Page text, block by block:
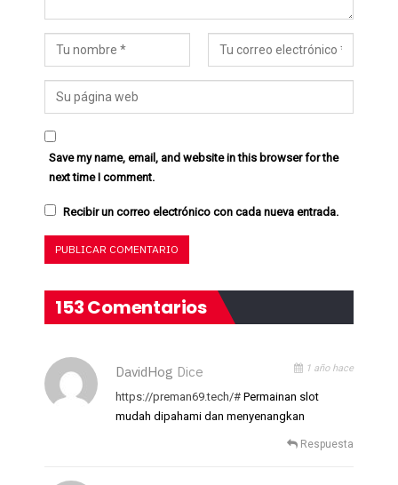
Save my name, email, and website in this browser for the
next time I comment.
Recibir un correo electrónico con cada nueva entrada.
153 Comentarios
DavidHog Dice 1 año hace
https://preman69.tech/# Permainan slot
mudah dipahami dan menyenangkan
Respuesta